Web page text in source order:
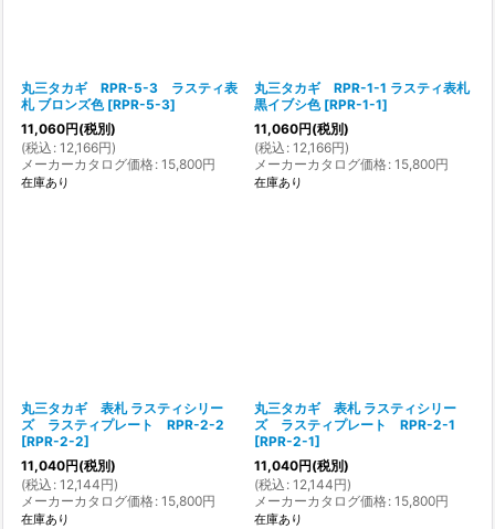
丸三タカギ RPR-5-3 ラスティ表
札 ブロンズ色 [RPR-5-3]
11,060円(税別)
(税込 : 12,166円)
メーカーカタログ価格: 15,800円
在庫あり
丸三タカギ RPR-1-1 ラスティ表札
黒イブシ色 [RPR-1-1]
11,060円(税別)
(税込 : 12,166円)
メーカーカタログ価格: 15,800円
在庫あり
丸三タカギ 表札 ラスティシリー
ズ ラスティプレート RPR-2-2
[RPR-2-2]
11,040円(税別)
(税込 : 12,144円)
メーカーカタログ価格: 15,800円
在庫あり
丸三タカギ 表札 ラスティシリー
ズ ラスティプレート RPR-2-1
[RPR-2-1]
11,040円(税別)
(税込 : 12,144円)
メーカーカタログ価格: 15,800円
在庫あり